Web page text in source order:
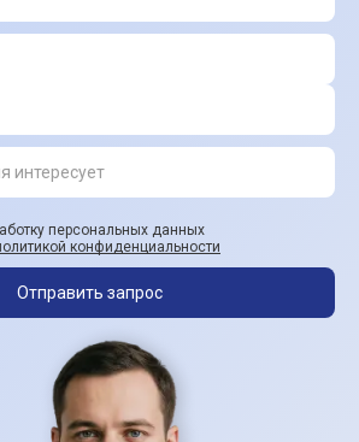
персональных данных
конфиденциальности
Отправить запрос